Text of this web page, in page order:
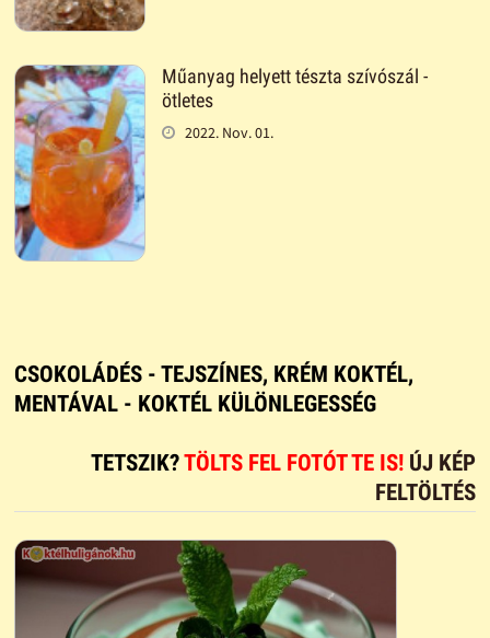
Műanyag helyett tészta szívószál -
ötletes
2022. Nov. 01.
CSOKOLÁDÉS - TEJSZÍNES, KRÉM KOKTÉL,
MENTÁVAL - KOKTÉL KÜLÖNLEGESSÉG
TETSZIK?TÖLTS FEL FOTÓT TE IS! ÚJ KÉP
FELTÖLTÉS